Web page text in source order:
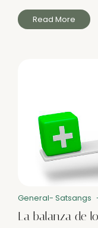
Read More
General- Satsangs
La balanza de